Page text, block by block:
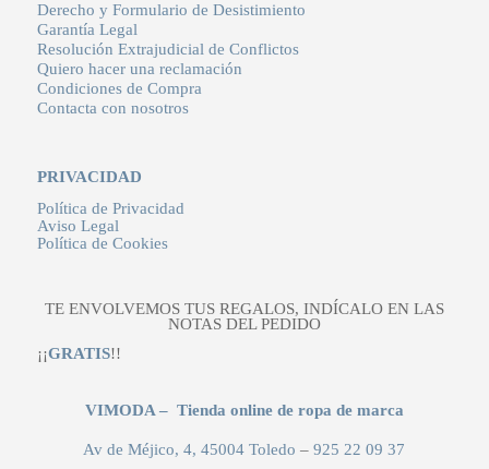
Derecho y Formulario de Desistimiento
Garantía Legal
Resolución Extrajudicial de Conflictos
Quiero hacer una reclamación
Condiciones de Compra
Contacta con nosotros
PRIVACIDAD
Política de Privacidad
Aviso Legal
Política de Cookies
TE ENVOLVEMOS TUS REGALOS, INDÍCALO EN LAS
NOTAS DEL PEDIDO
¡¡GRATIS!!
VIMODA – Tienda online de ropa de marca
Av de Méjico, 4, 45004 Toledo –925 22 09 37